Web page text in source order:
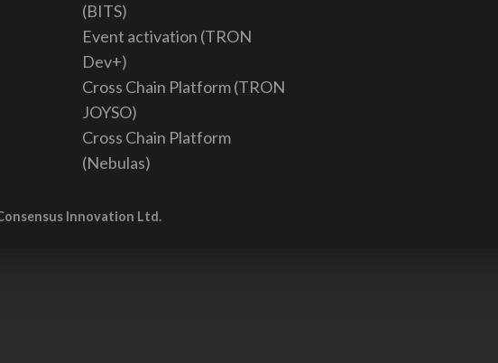
(BITS)
Event activation (TRON
Dev+)
Cross Chain Platform (TRON
JOYSO)
Cross Chain Platform
(Nebulas)
Innovation Ltd.